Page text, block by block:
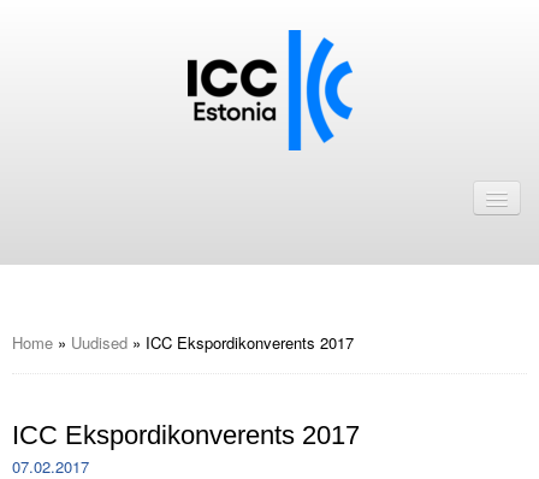
ICC Eesti liikmebaas
Astu ICC Eesti liikmeks!
Home » Uudised » ICC Ekspordikonverents 2017
ICC Ekspordikonverents 2017
07.02.2017